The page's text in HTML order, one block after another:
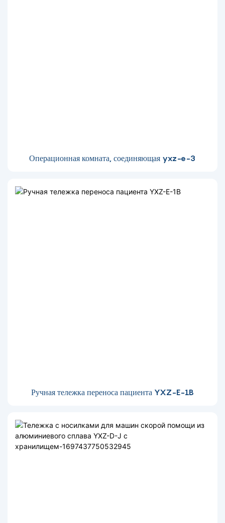
Операционная комната, соединяющая yxz-e-3
Ручная тележка переноса пациента YXZ-E-1B